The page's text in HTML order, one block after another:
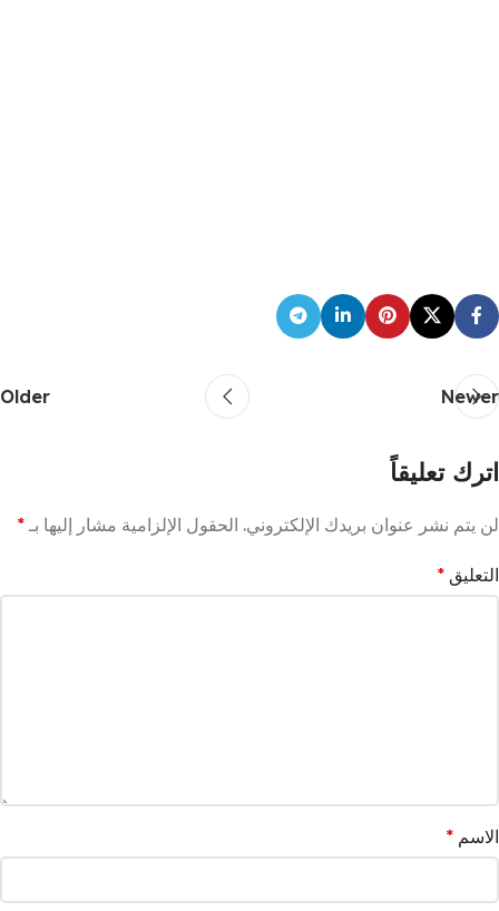
Newer
Older
اترك تعليقاً
لن يتم نشر عنوان بريدك الإلكتروني. الحقول الإلزامية مشار إليها بـ *
التعليق *
الاسم *